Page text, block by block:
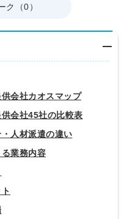
ク（0）
会社カオスマップ
会社45社の比較表
人材派遣の違い
業務内容